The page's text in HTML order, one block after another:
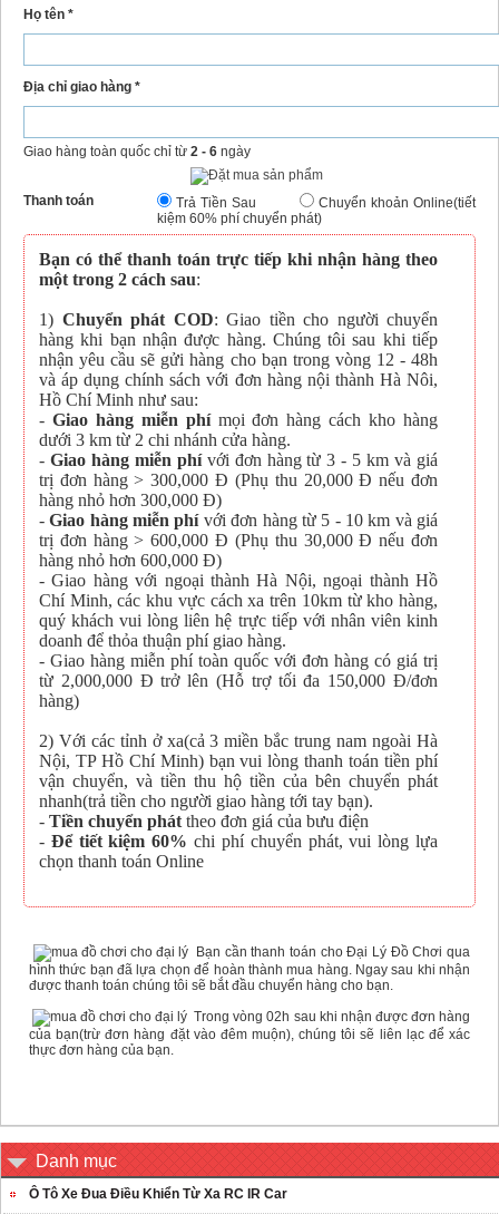
Họ tên *
Địa chỉ giao hàng *
Giao hàng toàn quốc chỉ từ 2 - 6 ngày
Thanh toán Trả Tiền Sau
Chuyển khoản Online(tiết
kiệm 60% phí chuyển phát)
Bạn có thể thanh toán trực tiếp khi nhận hàng theo
một trong 2 cách sau:
1) Chuyển phát COD: Giao tiền cho người chuyển
hàng khi bạn nhận được hàng. Chúng tôi sau khi tiếp
nhận yêu cầu sẽ gửi hàng cho bạn trong vòng 12 - 48h
và áp dụng chính sách với đơn hàng nội thành Hà Nôi,
Hồ Chí Minh như sau:
- Giao hàng miễn phímọi đơn hàng cách kho hàng
dưới 3 km từ 2 chi nhánh cửa hàng.
- Giao hàng miễn phívới đơn hàng từ 3 - 5 km và giá
trị đơn hàng > 300,000 Đ (Phụ thu 20,000 Đ nếu đơn
hàng nhỏ hơn 300,000 Đ)
-Giao hàng miễn phívới đơn hàng từ 5 - 10 km và giá
trị đơn hàng > 600,000 Đ (Phụ thu 30,000 Đ nếu đơn
hàng nhỏ hơn 600,000 Đ)
- Giao hàng với ngoại thành Hà Nội, ngoại thành Hồ
Chí Minh, các khu vực cách xa trên 10km từ kho hàng,
quý khách vui lòng liên hệ trực tiếp với nhân viên kinh
doanh để thỏa thuận phí giao hàng.
- Giao hàng miễn phí toàn quốc với đơn hàng có giá trị
từ 2,000,000 Đ trở lên (Hỗ trợ tối đa 150,000 Đ/đơn
hàng)
2) Với các tỉnh ở xa(cả 3 miền bắc trung nam ngoài Hà
Nội, TP Hồ Chí Minh) bạn vui lòng thanh toán tiền phí
vận chuyển, và tiền thu hộ tiền của bên chuyển phát
nhanh(trả tiền cho người giao hàng tới tay bạn).
- Tiền chuyển phát theo đơn giá của bưu điện
- Để tiết kiệm 60% chi phí chuyển phát, vui lòng lựa
chọn thanh toán Online
Bạn cần thanh toán cho Đại Lý Đồ Chơi qua
hình thức bạn đã lựa chọn để hoàn thành mua hàng. Ngay sau khi nhận
được thanh toán chúng tôi sẽ bắt đầu chuyển hàng cho bạn.
Trong vòng 02h sau khi nhận được đơn hàng
của bạn(trừ đơn hàng đặt vào đêm muộn), chúng tôi sẽ liên lạc để xác
thực đơn hàng của bạn.
Danh mục
Ô Tô Xe Đua Điều Khiển Từ Xa RC IR Car